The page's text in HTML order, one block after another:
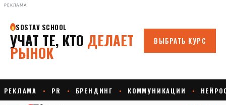
РЕКЛАМА